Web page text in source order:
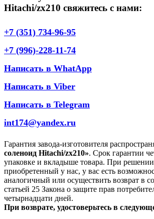
Hitachi/zx210 свяжитесь с нами:
+7 (351) 734-96-95
+7 (996)-228-11-74
Написать в WhatApp
Написать в Viber
Написать в Telegram
int174@yandex.ru
Гарантия завода-изготовителя
соленоид Hitachi/zx210». Срок гарантии
упаковке и вкладыше товара. При решении
приобретенный у нас, у вас есть
аналогичный или осуществить возврат в
статьей 25 Закона о защите прав
четырнадцати дней.
При возврате, удостоверьтесь в